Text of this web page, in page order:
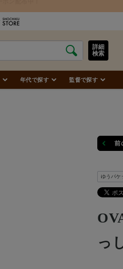
詳細
検索
年代で探す 監督で探す
前
ゆうパケ
っ